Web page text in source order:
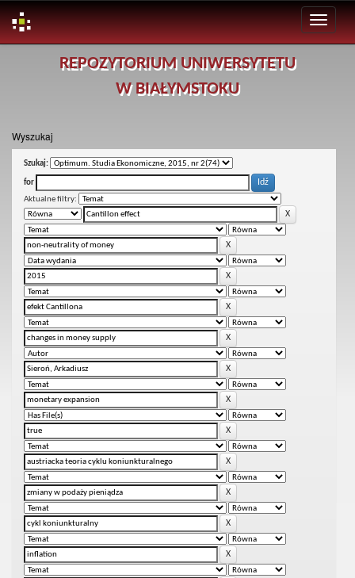
REPOZYTORIUM UNIWERSYTETU
W BIAŁYMSTOKU
Wyszukaj
Szukaj:
for
Aktualne filtry: